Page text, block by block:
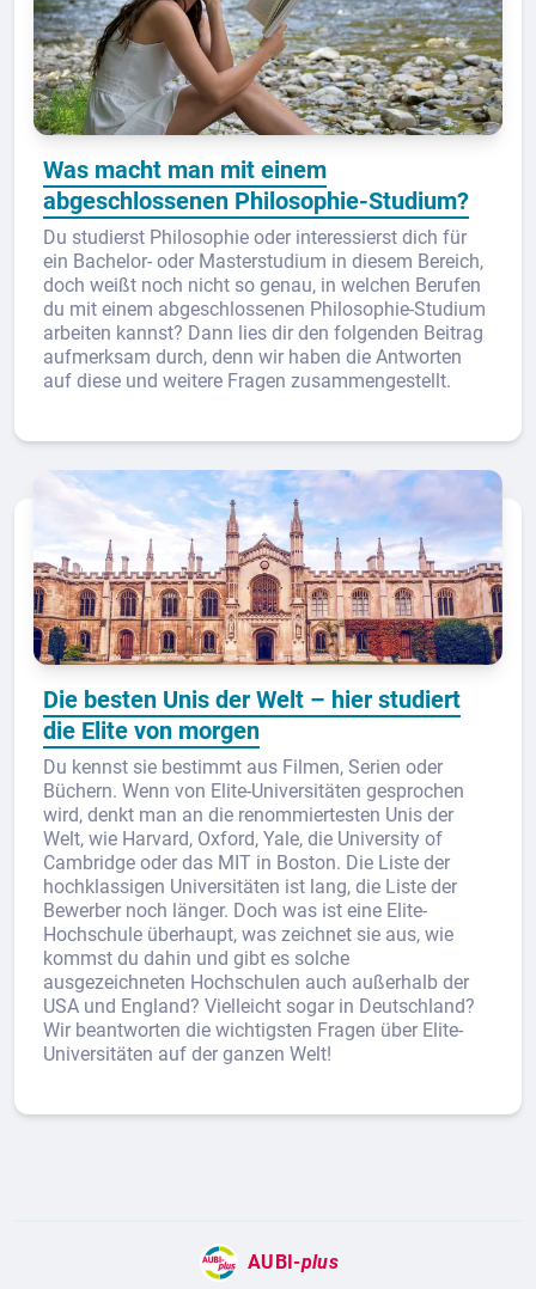
Was macht man mit einem
abgeschlossenen Philosophie-Studium?
Du studierst Philosophie oder interessierst dich für
ein Bachelor- oder Masterstudium in diesem Bereich,
doch weißt noch nicht so genau, in welchen Berufen
du mit einem abgeschlossenen Philosophie-Studium
arbeiten kannst? Dann lies dir den folgenden Beitrag
aufmerksam durch, denn wir haben die Antworten
auf diese und weitere Fragen zusammengestellt.
Die besten Unis der Welt – hier studiert
die Elite von morgen
Du kennst sie bestimmt aus Filmen, Serien oder
Büchern. Wenn von Elite-Universitäten gesprochen
wird, denkt man an die renommiertesten Unis der
Welt, wie Harvard, Oxford, Yale, die University of
Cambridge oder das MIT in Boston. Die Liste der
hochklassigen Universitäten ist lang, die Liste der
Bewerber noch länger. Doch was ist eine Elite-
Hochschule überhaupt, was zeichnet sie aus, wie
kommst du dahin und gibt es solche
ausgezeichneten Hochschulen auch außerhalb der
USA und England? Vielleicht sogar in Deutschland?
Wir beantworten die wichtigsten Fragen über Elite-
Universitäten auf der ganzen Welt!
AUBI-plus